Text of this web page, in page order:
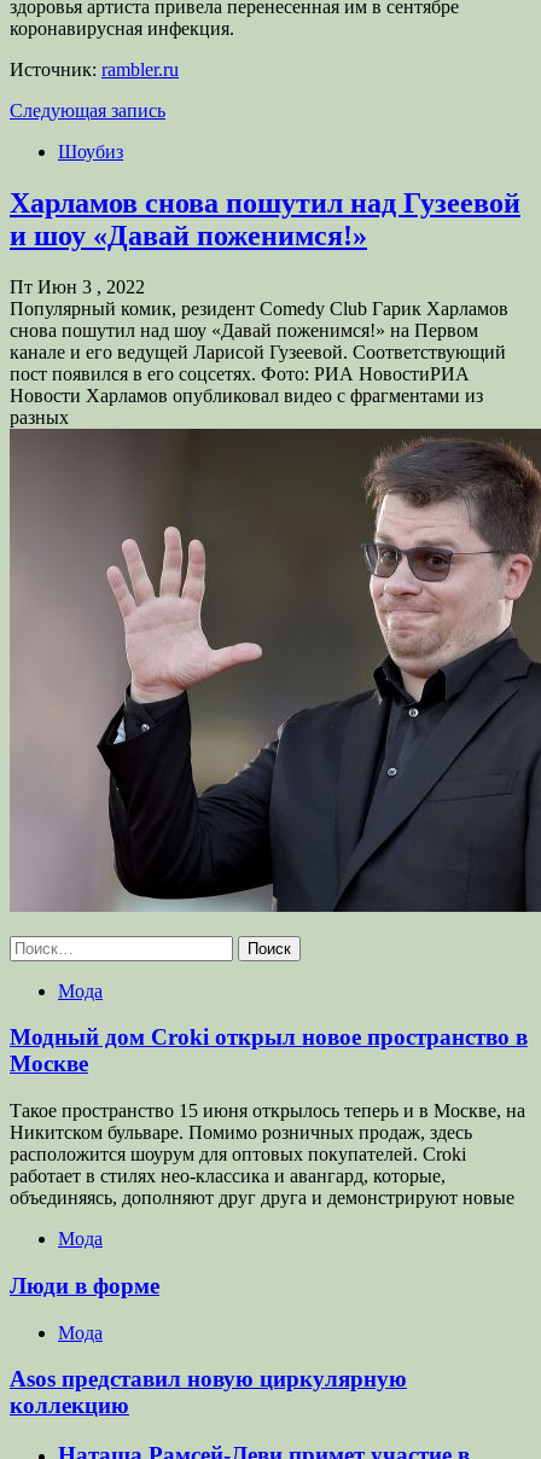
здоровья артиста привела перенесенная им в сентябре
коронавирусная инфекция.
Источник: rambler.ru
Следующая запись
Шоубиз
Харламов снова пошутил над Гузеевой
и шоу «Давай поженимся!»
Пт Июн 3 , 2022
Популярный комик, резидент Comedy Club Гарик Харламов
снова пошутил над шоу «Давай поженимся!» на Первом
канале и его ведущей Ларисой Гузеевой. Соответствующий
пост появился в его соцсетях. Фото: РИА НовостиРИА
Новости Харламов опубликовал видео с фрагментами из
разных
Найти:
Мода
Модный дом Croki открыл новое пространство в
Москве
Такое пространство 15 июня открылось теперь и в Москве, на
Никитском бульваре. Помимо розничных продаж, здесь
расположится шоурум для оптовых покупателей. Croki
работает в стилях нео-классика и авангард, которые,
объединяясь, дополняют друг друга и демонстрируют новые
Мода
Люди в форме
Мода
Asos представил новую циркулярную
коллекцию